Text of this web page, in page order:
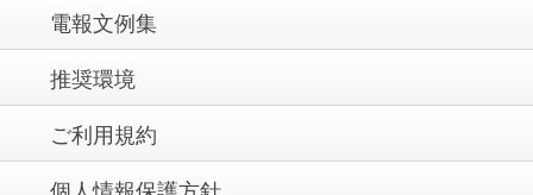
電報文例集
推奨環境
ご利用規約